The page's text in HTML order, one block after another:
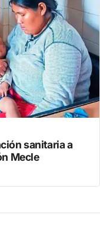
sanitaria a
Mecle